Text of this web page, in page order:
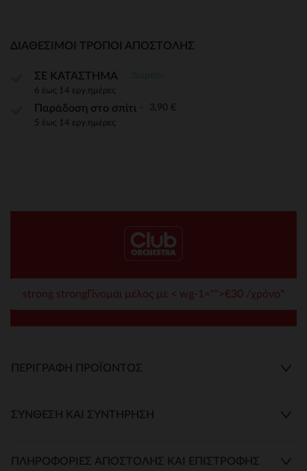
ΔΙΑΘΈΣΙΜΟΙ ΤΡΌΠΟΙ ΑΠΟΣΤΟΛΉΣ
ΣΕ ΚΑΤΑΣΤΗΜΑ
6 έως 14 εργ.ημέρες
Παράδοση στο σπίτι 3,90 €
5 έως 14 εργ.ημέρες
strong strongΓίνομαι μέλος με < wg-1="">€30 /χρόνο*
ΠΕΡΙΓΡΑΦΉ ΠΡΟΪΌΝΤΟΣ
ΣΎΝΘΕΣΗ ΚΑΙ ΣΥΝΤΉΡΗΣΗ
ΠΛΗΡΟΦΟΡΊΕΣ ΑΠΟΣΤΟΛΉΣ ΚΑΙ ΕΠΙΣΤΡΟΦΉΣ